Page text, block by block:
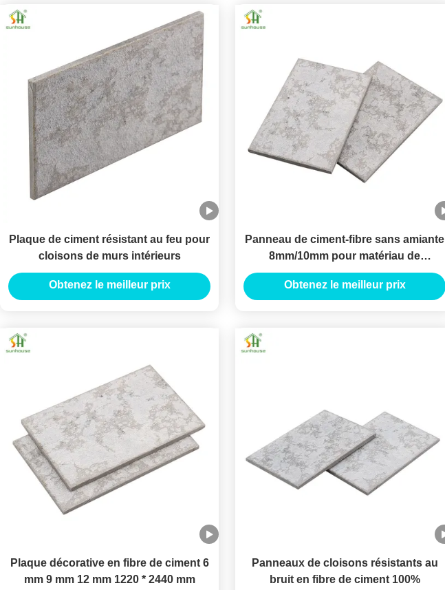
Plaque de ciment résistant au feu pour
cloisons de murs intérieurs
Obtenez le meilleur prix
Panneau de ciment-fibre sans amiante
8mm/10mm pour matériau de
construction de panneaux muraux
modernes
Obtenez le meilleur prix
Plaque décorative en fibre de ciment 6
mm 9 mm 12 mm 1220 * 2440 mm
Panneaux de cloisons résistants au
bruit en fibre de ciment 100%